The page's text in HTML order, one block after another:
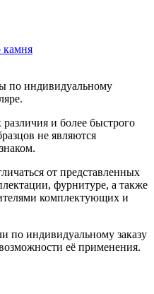
камня
по индивидуальному
и более быстрого
не являются
от представленных
фурнитуре, а также
комплектующих и
по индивидуальному заказу
её применения.